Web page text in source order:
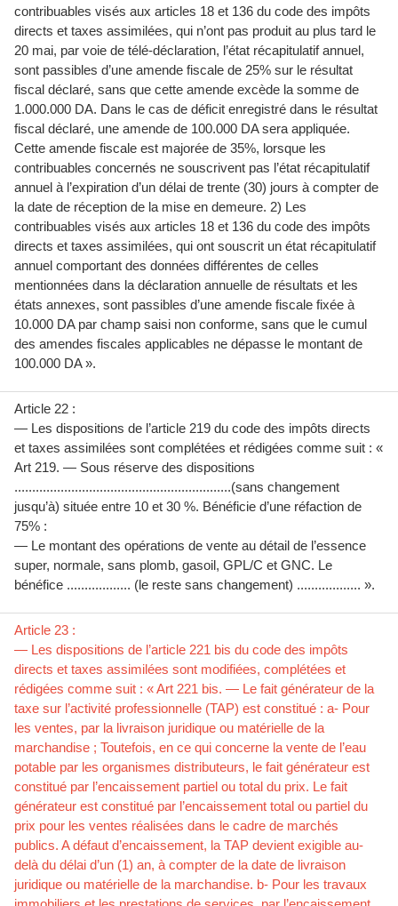
contribuables visés aux articles 18 et 136 du code des impôts
directs et taxes assimilées, qui n’ont pas produit au plus tard le
20 mai, par voie de télé-déclaration, l’état récapitulatif annuel,
sont passibles d’une amende fiscale de 25% sur le résultat
fiscal déclaré, sans que cette amende excède la somme de
1.000.000 DA. Dans le cas de déficit enregistré dans le résultat
fiscal déclaré, une amende de 100.000 DA sera appliquée.
Cette amende fiscale est majorée de 35%, lorsque les
contribuables concernés ne souscrivent pas l’état récapitulatif
annuel à l’expiration d’un délai de trente (30) jours à compter de
la date de réception de la mise en demeure. 2) Les
contribuables visés aux articles 18 et 136 du code des impôts
directs et taxes assimilées, qui ont souscrit un état récapitulatif
annuel comportant des données différentes de celles
mentionnées dans la déclaration annuelle de résultats et les
états annexes, sont passibles d’une amende fiscale fixée à
10.000 DA par champ saisi non conforme, sans que le cumul
des amendes fiscales applicables ne dépasse le montant de
100.000 DA ».
Article 22 :
— Les dispositions de l’article 219 du code des impôts directs
et taxes assimilées sont complétées et rédigées comme suit : «
Art 219. — Sous réserve des dispositions
.............................................................(sans changement
jusqu’à) située entre 10 et 30 %. Bénéficie d’une réfaction de
75% :
— Le montant des opérations de vente au détail de l’essence
super, normale, sans plomb, gasoil, GPL/C et GNC. Le
bénéfice .................. (le reste sans changement) .................. ».
Article 23 :
— Les dispositions de l’article 221 bis du code des impôts
directs et taxes assimilées sont modifiées, complétées et
rédigées comme suit : « Art 221 bis. — Le fait générateur de la
taxe sur l’activité professionnelle (TAP) est constitué : a- Pour
les ventes, par la livraison juridique ou matérielle de la
marchandise ; Toutefois, en ce qui concerne la vente de l’eau
potable par les organismes distributeurs, le fait générateur est
constitué par l’encaissement partiel ou total du prix. Le fait
générateur est constitué par l’encaissement total ou partiel du
prix pour les ventes réalisées dans le cadre de marchés
publics. A défaut d’encaissement, la TAP devient exigible au-
delà du délai d’un (1) an, à compter de la date de livraison
juridique ou matérielle de la marchandise. b- Pour les travaux